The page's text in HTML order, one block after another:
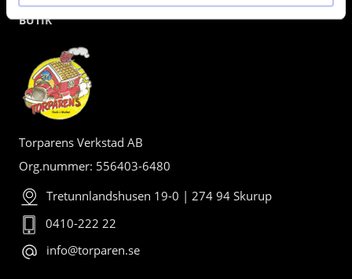
BUTIK
Torparens Verkstad AB
Org.nummer: 556403-6480
Tretunnlandshusen 19-0 | 274 94 Skurup
0410-222 22
info@torparen.se